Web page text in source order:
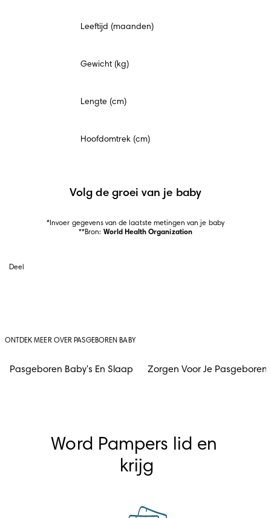
veld
Leeftijd (maanden)
Gewicht (kg)
Lengte (cm)
Hoofdomtrek (cm)
Volg de groei van je baby
*Invoer gegevens van de laatste metingen van je baby
**Bron: World Health Organization
Deel
ONTDEK MEER OVER PASGEBOREN BABY
Pasgeboren Baby's En Slaap Zorgen Voor Je Pasgeboren
Word Pampers lid en
krijg